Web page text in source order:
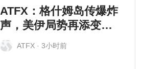
ATFX：格什姆岛传爆炸
声，美伊局势再添变
数，WTI大涨触及77.64
ATFX · 3小时前